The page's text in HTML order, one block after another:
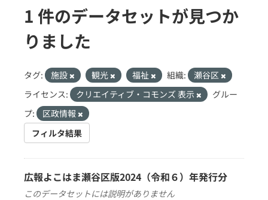
1 件のデータセットが見つか
りました
タグ: 施設 観光 福祉 組織:
瀬谷区
ライセンス:
クリエイティブ・コモンズ 表示
グルー
プ:
区政情報
フィルタ結果
広報よこはま瀬谷区版2024（令和６）年発行分
このデータセットには説明がありません